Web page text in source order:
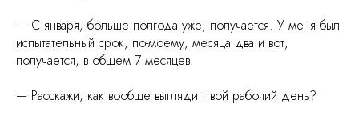
— С января, больше полгода уже, получается. У меня был
испытательный срок, по-моему, месяца два и вот,
получается, в общем 7 месяцев.
— Расскажи, как вообще выглядит твой рабочий день?